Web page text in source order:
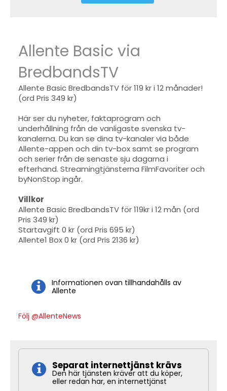
Allente Basic via
BredbandsTV
Allente Basic BredbandsTV för 119 kr i 12 månader!
(ord Pris 349 kr)
Här ser du nyheter, faktaprogram och
underhållning från de vanligaste svenska tv-
kanalerna. Du kan se dina tv-kanaler via både
Allente-appen och din tv-box samt se program
och serier från de senaste sju dagarna i
efterhand. Streamingtjänsterna FilmFavoriter och
byNonStop ingår.
Villkor
Allente Basic BredbandsTV för 119kr i 12 mån (ord
Pris 349 kr)
Startavgift 0 kr (ord Pris 695 kr)
Allente1 Box 0 kr (ord Pris 2136 kr)
Informationen ovan tillhandahålls av
Allente
Följ @AllenteNews
Separat internettjänst krävs
Den här tjänsten kräver att du köper,
eller redan har, en internettjänst